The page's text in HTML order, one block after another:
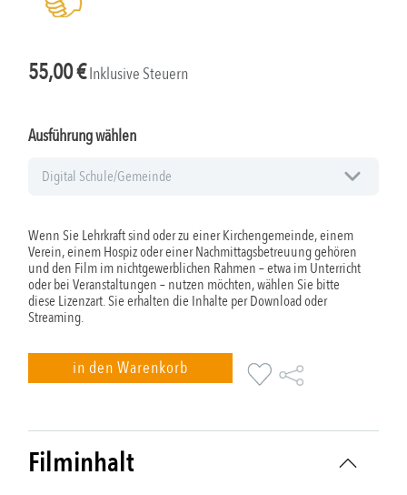
55,00€Inklusive Steuern
Ausführung wählen
Wenn Sie Lehrkraft sind oder zu einer Kirchengemeinde, einem
Verein, einem Hospiz oder einer Nachmittagsbetreuung gehören
und den Film im nichtgewerblichen Rahmen – etwa im Unterricht
oder bei Veranstaltungen – nutzen möchten, wählen Sie bitte
diese Lizenzart. Sie erhalten die Inhalte per Download oder
Streaming.
in den Warenkorb
Filminhalt